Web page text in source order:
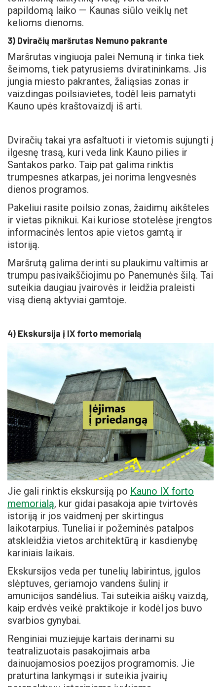
papildomą laiko — Kaunas siūlo veiklų net
kelioms dienoms.
3) Dviračių maršrutas Nemuno pakrante
Maršrutas vingiuoja palei Nemuną ir tinka tiek
šeimoms, tiek patyrusiems dviratininkams. Jis
jungia miesto pakrantes, žaliąsias zonas ir
vaizdingas poilsiavietes, todėl leis pamatyti
Kauno upės kraštovaizdį iš arti.
Dviračių takai yra asfaltuoti ir vietomis sujungti į
ilgesnę trasą, kuri veda link Kauno pilies ir
Santakos parko. Taip pat galima rinktis
trumpesnes atkarpas, jei norima lengvesnės
dienos programos.
Pakeliui rasite poilsio zonas, žaidimų aikšteles
ir vietas piknikui. Kai kuriose stotelėse įrengtos
informacinės lentos apie vietos gamtą ir
istoriją.
Maršrutą galima derinti su plaukimu valtimis ar
trumpu pasivaikščiojimu po Panemunės šilą. Tai
suteikia daugiau įvairovės ir leidžia praleisti
visą dieną aktyviai gamtoje.
4) Ekskursija į IX forto memorialą
Jie gali rinktis ekskursiją po Kauno IX forto
memorialą, kur gidai pasakoja apie tvirtovės
istoriją ir jos vaidmenį per skirtingus
laikotarpius. Tuneliai ir požeminės patalpos
atskleidžia vietos architektūrą ir kasdienybę
kariniais laikais.
Ekskursijos veda per tunelių labirintus, įgulos
slėptuves, geriamojo vandens šulinį ir
amunicijos sandėlius. Tai suteikia aiškų vaizdą,
kaip erdvės veikė praktikoje ir kodėl jos buvo
svarbios gynybai.
Renginiai muziejuje kartais derinami su
teatralizuotais pasakojimais arba
dainuojamosios poezijos programomis. Jie
praturtina lankymąsi ir suteikia įvairių